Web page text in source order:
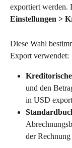
exportiert werden.
Einstellungen >
Diese Wahl
Export verwendet:
und den
in USD
der